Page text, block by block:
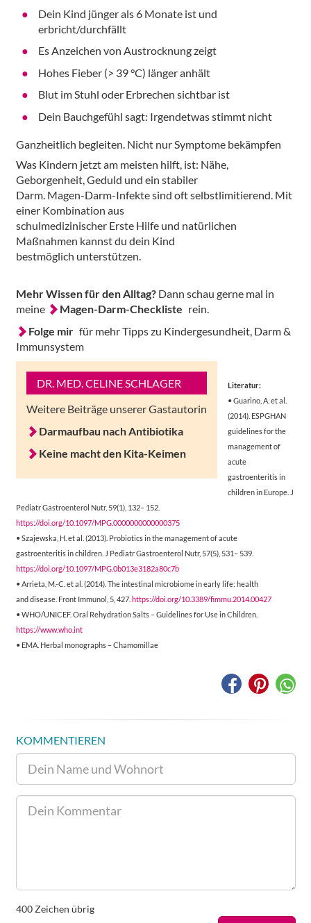
Dein Kind jünger als 6 Monate ist und
erbricht/durchfällt
Es Anzeichen von Austrocknung zeigt
Hohes Fieber (> 39 °C) länger anhält
Blut im Stuhl oder Erbrechen sichtbar ist
Dein Bauchgefühl sagt: Irgendetwas stimmt nicht
Ganzheitlich begleiten. Nicht nur Symptome bekämpfen
Was Kindern jetzt am meisten hilft, ist: Nähe,
Geborgenheit, Geduld und ein stabiler
Darm. Magen-Darm-Infekte sind oft selbstlimitierend. Mit
einer Kombination aus
schulmedizinischer Erste Hilfe und natürlichen
Maßnahmen kannst du dein Kind
bestmöglich unterstützen.
Mehr Wissen für den Alltag?Dann schau gerne mal in
meine
Magen-Darm-Checkliste rein.
Folge mir für mehr Tipps zu Kindergesundheit, Darm &
Immunsystem
DR. MED. CELINE SCHLAGER
Weitere Beiträge unserer Gastautorin
Darmaufbau nach Antibiotika
Keine macht den Kita-Keimen
Literatur:
• Guarino, A. et al.
(2014). ESPGHAN
guidelines for the
management of
acute
gastroenteritis in
children in Europe. J
Pediatr Gastroenterol Nutr, 59(1), 132– 152.
https://doi.org/10.1097/MPG.0000000000000375
• Szajewska, H. et al. (2013). Probiotics in the management of acute
gastroenteritis in children. J Pediatr Gastroenterol Nutr, 57(5), 531– 539.
https://doi.org/10.1097/MPG.0b013e3182a80c7b
• Arrieta, M.-C. et al. (2014). The intestinal microbiome in early life: health
and disease. Front Immunol, 5, 427. https://doi.org/10.3389/fimmu.2014.00427
• WHO/UNICEF. Oral Rehydration Salts – Guidelines for Use in Children.
https://www.who.int
• EMA. Herbal monographs – Chamomillae
KOMMENTIEREN
400 Zeichen übrig